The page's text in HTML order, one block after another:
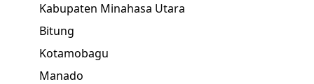
Kabupaten Minahasa Utara
Bitung
Kotamobagu
Manado